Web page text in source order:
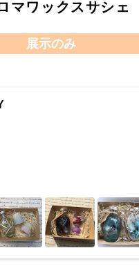
ワックスサシェ
展示のみ